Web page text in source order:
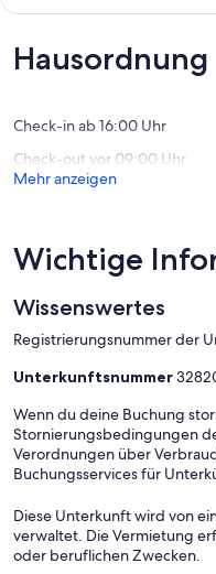
Perfect
Paradise!
City
Beach
von
Außergewöhnlich,
(48
Hausordnung
Check-in ab 16:00 Uhr
Check-out vor 09:00 Uhr
Mehr anzeigen
Wichtige
Wissenswertes
Registrierungsnummer der
Unterkunftsnummer
Wenn du deine Buchung
Stornierungsbedingungen
Verordnungen über
Buchungsservices für
Diese Unterkunft wird von
verwaltet. Die Vermietung
oder beruflichen Zwecken.